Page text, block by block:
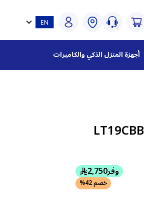
أجهزة المنزل الذكي والكاميرات
وفر2,750
خصم 42%